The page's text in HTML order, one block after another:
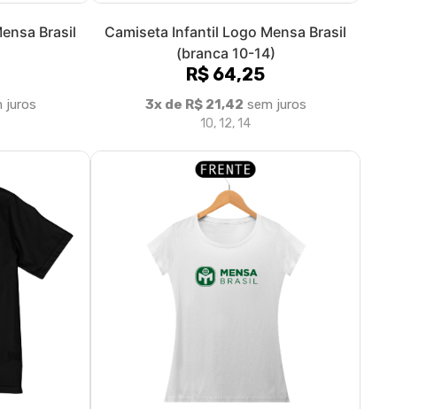
Brasil
juros
Camiseta Infantil Logo Mensa Brasil
(branca 10-14)
R$ 64,25
3x de R$ 21,42 sem juros
10, 12, 14